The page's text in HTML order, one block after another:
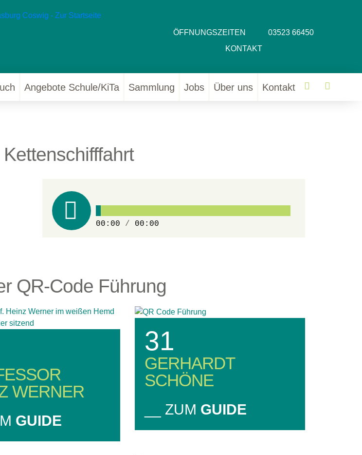
ÖFFNUNGSZEITEN
03523 66450
KONTAKT
Angebote Schule/KiTa Sammlung Jobs Über uns Kontakt Karrasburg
00:00 / 00:00
QR-Code Führung
WERNER
GUIDE
31
GERHARDT
SCHÖNE
__ ZUM GUIDE